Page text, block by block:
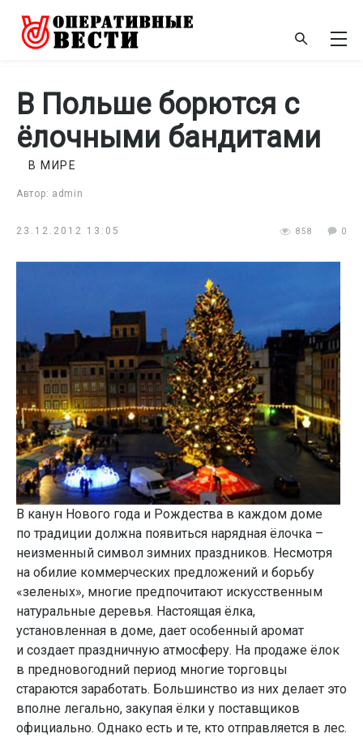
В Польше борются с
ёлочными бандитами
Автор: admin
В МИРЕ
23.12.2012 13:05 858 0
В канун Нового года и Рождества в каждом доме
по традиции должна появиться нарядная ёлочка –
неизменный символ зимних праздников. Несмотря
на обилие коммерческих предложений и борьбу
«зеленых», многие предпочитают искусственным
натуральные деревья. Настоящая ёлка,
установленная в доме, дает особенный аромат
и создает праздничную атмосферу. На продаже ёлок
в предновогодний период многие торговцы
стараются заработать. Большинство из них делает это
вполне легально, закупая ёлки у поставщиков
официально. Однако есть и те, кто отправляется в лес.